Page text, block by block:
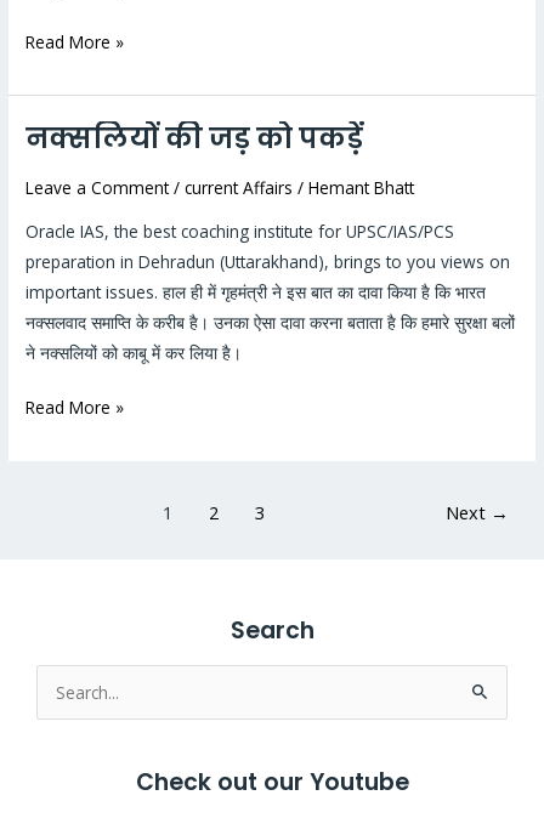
Read More »
नक्सलियों की जड़ को पकड़ें
Leave a Comment /current Affairs /Hemant Bhatt
Oracle IAS, the best coaching institute for UPSC/IAS/PCS
preparation in Dehradun (Uttarakhand), brings to you views on
important issues. हाल ही में गृहमंत्री ने इस बात का दावा किया है कि भारत
नक्सलवाद समाप्ति के करीब है। उनका ऐसा दावा करना बताता है कि हमारे सुरक्षा बलों
ने नक्सलियों को काबू में कर लिया है।
नक्सलियों
जड़
को
पकड़ें
Read More »
1 2 3 Next →
Search
Search
for:
Check out our Youtube